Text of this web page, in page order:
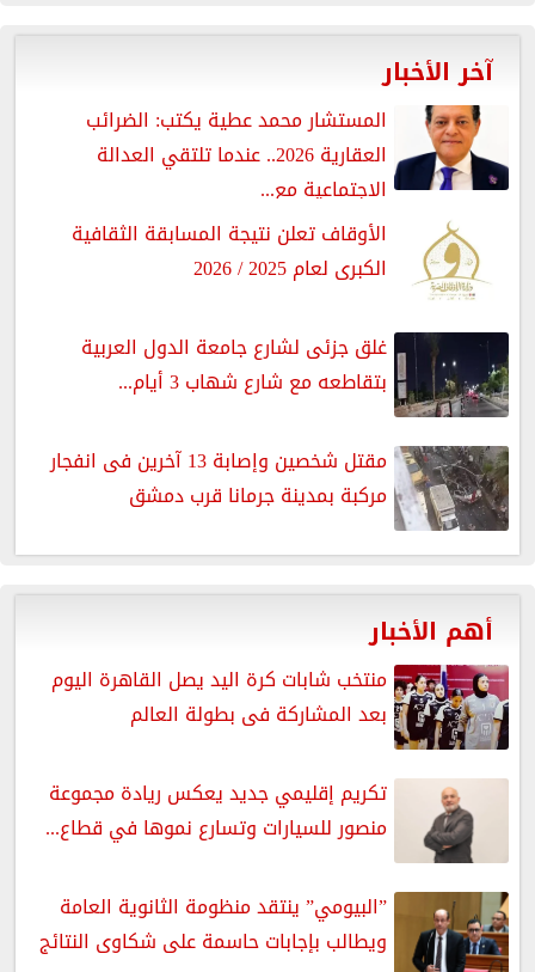
آخر الأخبار
المستشار محمد عطية يكتب: الضرائب
العقارية 2026.. عندما تلتقي العدالة
الاجتماعية مع...
الأوقاف تعلن نتيجة المسابقة الثقافية
الكبرى لعام 2025 / 2026
غلق جزئى لشارع جامعة الدول العربية
بتقاطعه مع شارع شهاب 3 أيام...
مقتل شخصين وإصابة 13 آخرين فى انفجار
مركبة بمدينة جرمانا قرب دمشق
أهم الأخبار
منتخب شابات كرة اليد يصل القاهرة اليوم
بعد المشاركة فى بطولة العالم
تكريم إقليمي جديد يعكس ريادة مجموعة
منصور للسيارات وتسارع نموها في قطاع...
”البيومي” ينتقد منظومة الثانوية العامة
ويطالب بإجابات حاسمة على شكاوى النتائج